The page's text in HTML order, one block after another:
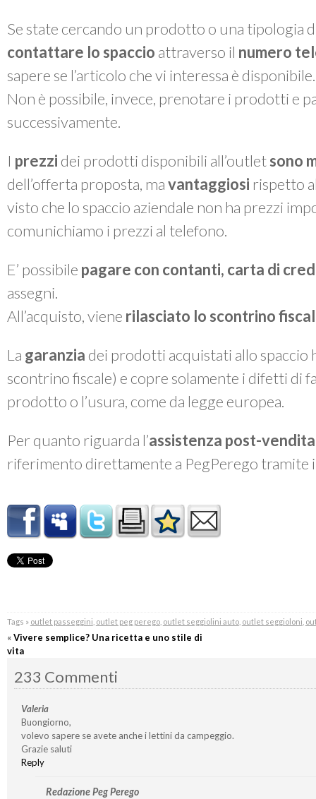
Se state cercando un prodotto o una tipologia
contattare lo spaccio attraverso il numero
sapere se l’articolo che vi interessa è disponibile.
Non è possibile, invece, prenotare i prodotti e
successivamente.
I prezzi dei prodotti disponibili all’outletsono
dell’offerta proposta, mavantaggiosi rispetto
visto che lo spaccio aziendale non ha prezzi
comunichiamo i prezzi al telefono.
E’ possibile pagare con contanti, carta di
assegni.
All’acquisto, viene rilasciato lo scontrino
La garanzia dei prodotti acquistati allo spaccio
scontrino fiscale) e copre solamente i difetti di
prodotto o l’usura, come da legge europea.
Per quanto riguarda l’assistenza post-vendita
riferimento direttamente a PegPerego tramite
Tags » outlet passeggini outlet peg perego, outlet seggiolini auto, outlet seggioloni
«Vivere semplice? Una ricetta e uno stile di
vita
233 Commenti
Valeria
Buongiorno,
volevo sapere se avete anche i lettini da campeggio.
Grazie saluti
Reply
Redazione Peg Perego